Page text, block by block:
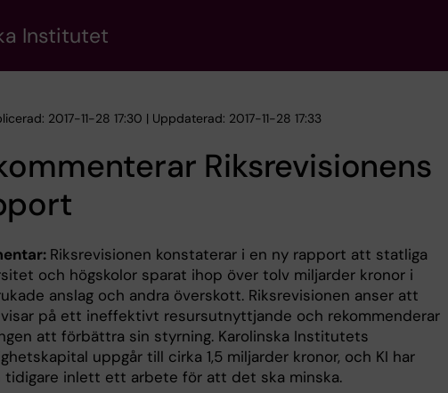
Institutet
2017-11-28 17:30 | Uppdaterad: 2017-11-28 17:33
Riksrevisionens
Riksrevisionen konstaterar i en ny rapport att statliga
och högskolor sparat ihop över tolv miljarder kronor i
anslag och andra överskott. Riksrevisionen anser att
på ett ineffektivt resursutnyttjande och rekommenderar
att förbättra sin styrning. Karolinska Institutets
uppgår till cirka 1,5 miljarder kronor, och KI har
tidigare inlett ett arbete för att det ska minska.